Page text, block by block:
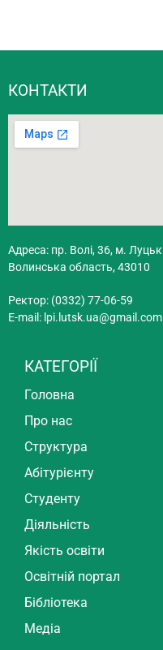
КОНТАКТИ
Адреса: пр. Волі, 36, м. Луцьк
Волинська область, 43010
Ректор: (0332) 77-06-59
E-mail: lpi.lutsk.ua@gmail.com
КАТЕГОРІЇ
Головна
Про нас
Структура
Абітурієнту
Студенту
Діяльність
Якість освіти
Освітній портал
Бібліотека
Медіа